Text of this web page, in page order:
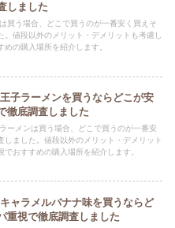
しました
買う場合、どこで買うのが一番安く買えそ
。値段以外のメリット・デメリットも考慮し
の購入場所を紹介します。
子ラーメンを買うならどこが安
徹底調査しました
ーメンは買う場合、どこで買うのが一番安
しました。値段以外のメリット・デメリット
でおすすめの購入場所を紹介します。
ャラメルバナナ味を買うならど
重視で徹底調査しました